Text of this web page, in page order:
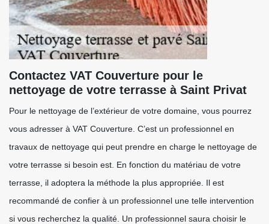
Contactez VAT Couverture pour le
nettoyage de votre terrasse à Saint Privat
Pour le nettoyage de l’extérieur de votre domaine, vous pourrez
vous adresser à VAT Couverture. C’est un professionnel en
travaux de nettoyage qui peut prendre en charge le nettoyage de
votre terrasse si besoin est. En fonction du matériau de votre
terrasse, il adoptera la méthode la plus appropriée. Il est
recommandé de confier à un professionnel une telle intervention
si vous recherchez la qualité. Un professionnel saura choisir le